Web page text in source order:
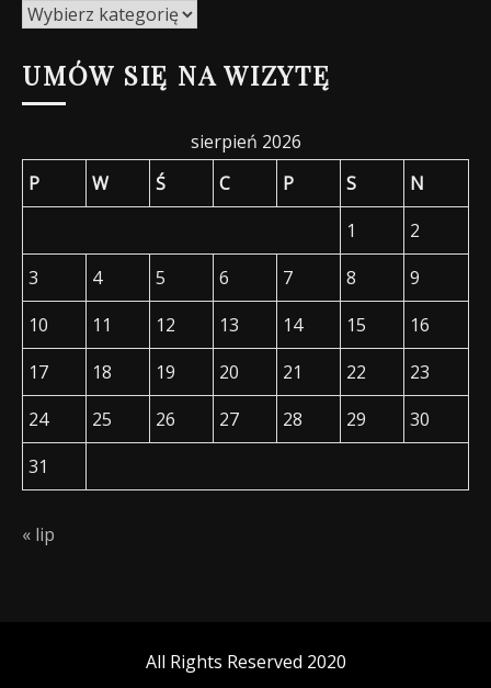
Kategorie
UMÓW SIĘ NA WIZYTĘ
sierpień 2026
P
W Ś C P S
N
1
2
3
4 5 6 7 8
9
10
11 12 13 14 15
16
17
18 19 20 21 22
23
24
25 26 27 28 29
30
31
« lip
All Rights Reserved 2020